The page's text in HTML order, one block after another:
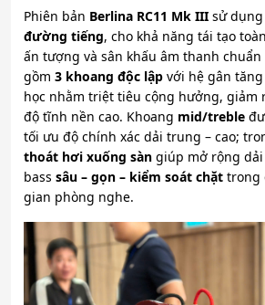
Phiên bản Berlina RC11 Mk III sử
đường tiếng, cho khả năng tái tạo
ấn tượng và sân khấu âm thanh
gồm 3 khoang độc lập với hệ gân
học nhằm triệt tiêu cộng hưởng, giảm
độ tĩnh nền cao. Khoang mid/treble
tối ưu độ chính xác dải trung – cao;
thoát hơi xuống sàn giúp mở rộng
bass sâu – gọn – kiểm soát chặt trong
gian phòng nghe.